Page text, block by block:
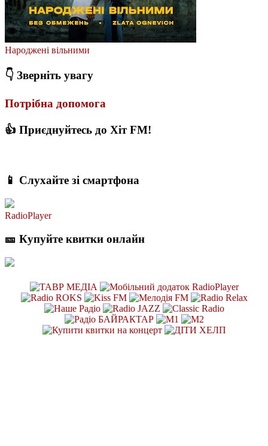
Народжені вільними
👇 Зверніть увагу
Потрібна допомога
👍 Приєднуйтесь до Хіт FM!
📱 Слухайте зі смартфона
RadioPlayer
🎫 Купуйте квитки онлайн